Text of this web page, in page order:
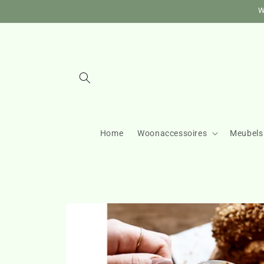
content
Home Woonaccessoires Meubels
Ga direct naar
productinformatie